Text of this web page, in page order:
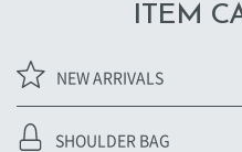
ITEM
NEW ARRIVALS
SHOULDER BAG